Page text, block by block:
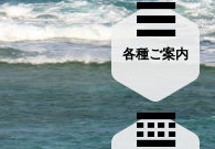
各種ご案内